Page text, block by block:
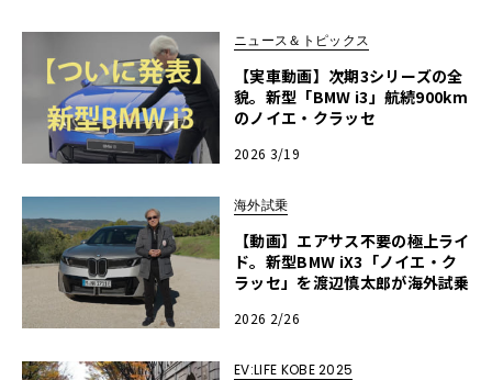
ニュース＆トピックス
【実車動画】次期3シリーズの全
貌。新型「BMW i3」航続900km
のノイエ・クラッセ
2026 3/19
海外試乗
【動画】エアサス不要の極上ライ
ド。新型BMW iX3「ノイエ・ク
ラッセ」を渡辺慎太郎が海外試乗
2026 2/26
EV:LIFE KOBE 2025